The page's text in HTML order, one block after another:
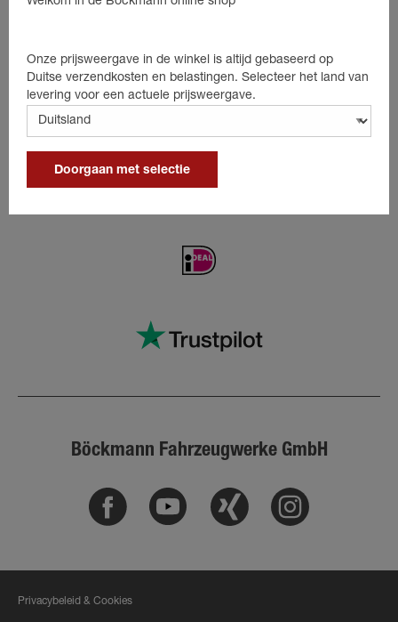
Onze prijsweergave in de winkel is altijd gebaseerd op
Duitse verzendkosten en belastingen. Selecteer het land van
levering voor een actuele prijsweergave.
Doorgaan met selectie
Böckmann Fahrzeugwerke GmbH
Facebook Youtube Xing Instagram
Privacybeleid & Cookies